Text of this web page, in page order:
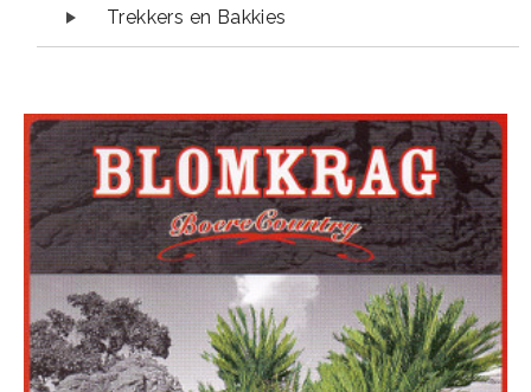
Trekkers en Bakkies